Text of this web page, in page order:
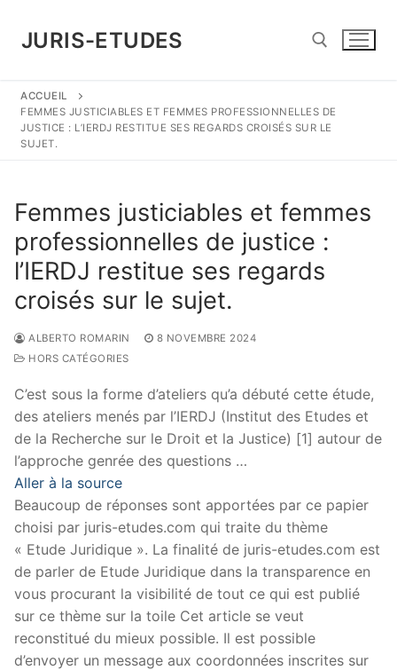
contenu
JURIS-ETUDES
Rechercher :
ACCUEIL
FEMMES JUSTICIABLES ET FEMMES PROFESSIONNELLES DE
JUSTICE : L’IERDJ RESTITUE SES REGARDS CROISÉS SUR LE
SUJET.
Femmes justiciables et femmes
professionnelles de justice :
l’IERDJ restitue ses regards
croisés sur le sujet.
ALBERTO ROMARIN
8 NOVEMBRE 2024
HORS CATÉGORIES
C’est sous la forme d’ateliers qu’a débuté cette étude,
des ateliers menés par l’IERDJ (Institut des Etudes et
de la Recherche sur le Droit et la Justice) [1] autour de
l’approche genrée des questions …
Aller à la source
Beaucoup de réponses sont apportées par ce papier
choisi par juris-etudes.com qui traite du thème
« Etude Juridique ». La finalité de juris-etudes.com est
de parler de Etude Juridique dans la transparence en
vous procurant la visibilité de tout ce qui est publié
sur ce thème sur la toile Cet article se veut
reconstitué du mieux possible. Il est possible
d’envoyer un message aux coordonnées inscrites sur